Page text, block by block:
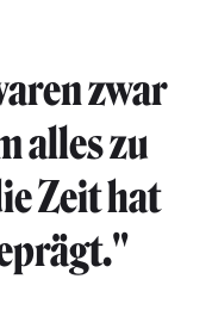
zwar
alles zu
Zeit hat